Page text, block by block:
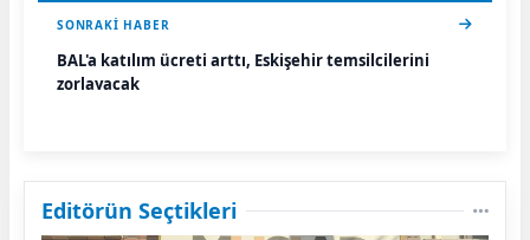
SONRAKI HABER
BAL'a katılım ücreti arttı, Eskişehir temsilcilerini
zorlayacak
Editörün Seçtikleri